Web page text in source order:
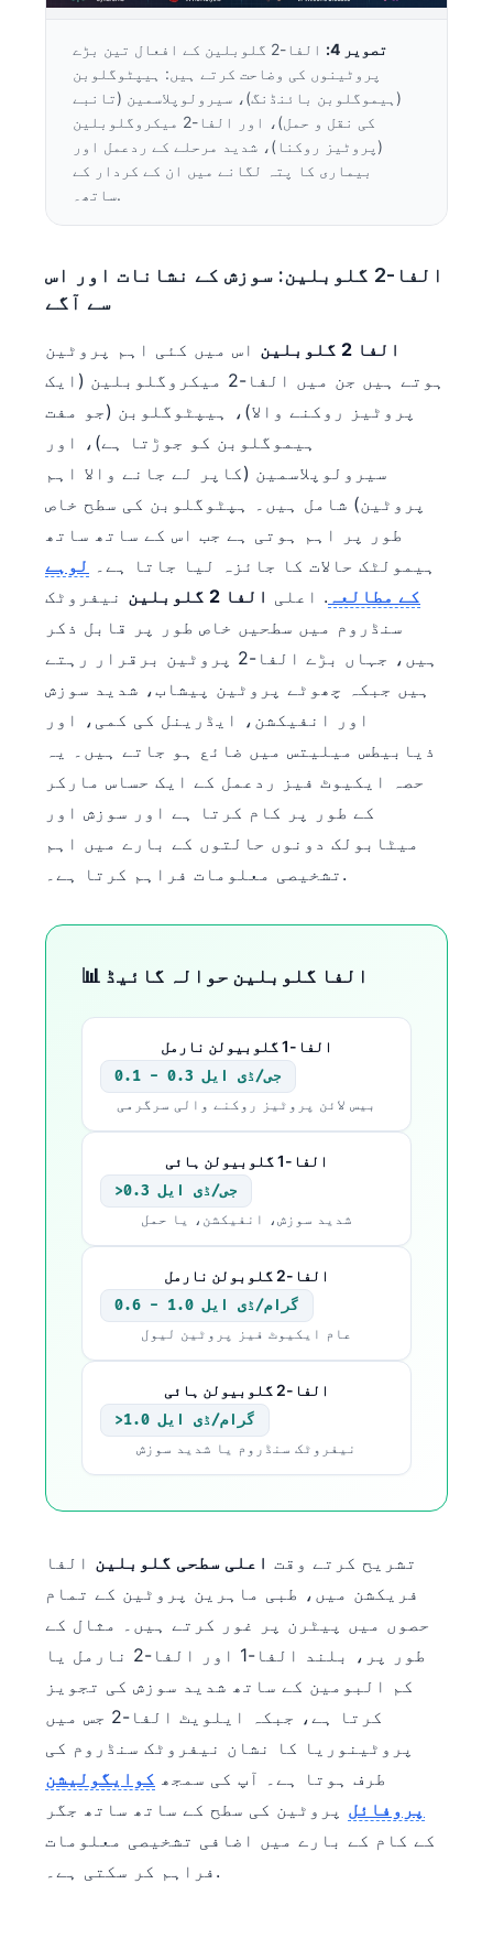
تصویر 4:
الفا-2 گلوبلین کے افعال تین بڑے
پروٹینوں کی وضاحت کرتے ہیں: ہیپٹوگلوبن
(ہیموگلوبن بائنڈنگ)، سیرولوپلاسمین (تانبے
کی نقل و حمل)، اور الفا-2 میکروگلوبلین
(پروٹیز روکنا)، شدید مرحلے کے ردعمل اور
بیماری کا پتہ لگانے میں ان کے کردار کے
ساتھ۔.
الفا-2 گلوبلین: سوزش کے نشانات اور اس
سے آگے
الفا 2 گلوبلین
اس میں کئی اہم پروٹین
ہوتے ہیں جن میں الفا-2 میکروگلوبلین (ایک
پروٹیز روکنے والا)، ہیپٹوگلوبن (جو مفت
ہیموگلوبن کو جوڑتا ہے)، اور
سیرولوپلاسمین (کاپر لے جانے والا اہم
پروٹین) شامل ہیں۔ ہپٹوگلوبن کی سطح خاص
طور پر اہم ہوتی ہے جب اس کے ساتھ ساتھ
ہیمولٹک حالات کا جائزہ لیا جاتا ہے۔ لوہے
کے مطالعہ . اعلی الفا 2 گلوبلین
نیفروٹک
سنڈروم میں سطحیں خاص طور پر قابل ذکر
ہیں، جہاں بڑے الفا-2 پروٹین برقرار رہتے
ہیں جبکہ چھوٹے پروٹین پیشاب، شدید سوزش
اور انفیکشن، ایڈرینل کی کمی، اور
ذیابیطس میلیتس میں ضائع ہو جاتے ہیں۔ یہ
حصہ ایکیوٹ فیز ردعمل کے ایک حساس مارکر
کے طور پر کام کرتا ہے اور سوزش اور
میٹابولک دونوں حالتوں کے بارے میں اہم
تشخیصی معلومات فراہم کرتا ہے۔.
📊 الفا گلوبلین حوالہ گائیڈ
الفا-1 گلوبیولن نارمل
0.1 - 0.3 جی/ڈی ایل
بیس لائن پروٹیز روکنے والی سرگرمی
الفا-1 گلوبیولن ہائی
>0.3 جی/ڈی ایل
شدید سوزش، انفیکشن، یا حمل
الفا-2 گلوبولن نارمل
0.6 - 1.0 گرام/ڈی ایل
عام ایکیوٹ فیز پروٹین لیول
الفا-2 گلوبیولن ہائی
>1.0 گرام/ڈی ایل
نیفروٹک سنڈروم یا شدید سوزش
تشریح کرتے وقت اعلی سطحی گلوبلین الفا
فریکشن میں، طبی ماہرین پروٹین کے تمام
حصوں میں پیٹرن پر غور کرتے ہیں۔ مثال کے
طور پر، بلند الفا-1 اور الفا-2 نارمل یا
کم البومین کے ساتھ شدید سوزش کی تجویز
کرتا ہے، جبکہ ایلویٹ الفا-2 جس میں
پروٹینوریا کا نشان نیفروٹک سنڈروم کی
طرف ہوتا ہے۔ آپ کی سمجھ کوایگولیشن
پروفائل پروٹین کی سطح کے ساتھ ساتھ جگر
کے کام کے بارے میں اضافی تشخیصی معلومات
فراہم کر سکتی ہے۔.